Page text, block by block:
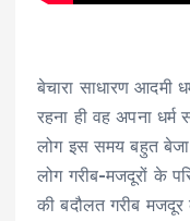
बेचारा साधारण आदमी
रहना ही वह अपना
लोग इस समय बहुत बेजा
लोग गरीब-मजदूरों के
की बदौलत गरीब